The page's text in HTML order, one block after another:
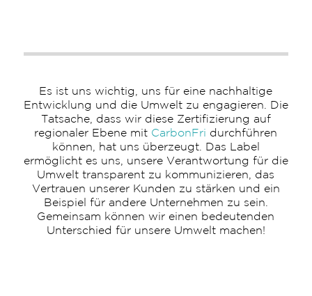
Es ist uns wichtig, uns für eine nachhaltige
Entwicklung und die Umwelt zu engagieren. Die
Tatsache, dass wir diese Zertifizierung auf
regionaler Ebene mit CarbonFri durchführen
können, hat uns überzeugt. Das Label
ermöglicht es uns, unsere Verantwortung für die
Umwelt transparent zu kommunizieren, das
Vertrauen unserer Kunden zu stärken und ein
Beispiel für andere Unternehmen zu sein.
Gemeinsam können wir einen bedeutenden
Unterschied für unsere Umwelt machen!